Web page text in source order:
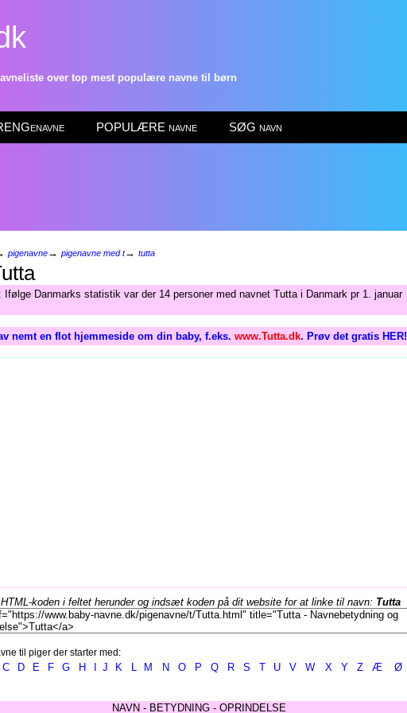
over top mest populære navne til børn
POPULÆRE navne SØG navn
pigenavne→ pigenavne med t→ tutta
Danmarks statistik var der 14 personer med navnet Tutta i Danmark pr 1. januar
nemt en flot hjemmeside om din baby, f.eks. www.Tutta.dk. Prøv det gratis HER!
koden i feltet herunder og indsæt koden på dit website for at linke til navn: Tutta
til piger der starter med:
C D E F G H J K L M N O P Q R S T U V W X Y Z Æ Ø
NAVN - BETYDNING - OPRINDELSE